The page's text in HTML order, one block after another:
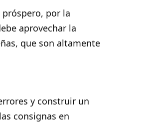
por la
aprovechar la
que son altamente
y construir un
consignas en